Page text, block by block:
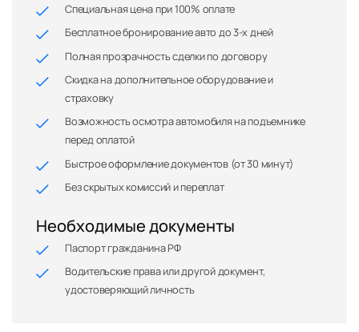
Специальная цена при 100% оплате
Бесплатное бронирование авто до 3-х дней
Полная прозрачность сделки по договору
Скидка на дополнительное оборудование и
страховку
Возможность осмотра автомобиля на подъемнике
перед оплатой
Быстрое оформление документов (от 30 минут)
Без скрытых комиссий и переплат
Необходимые документы
Паспорт гражданина РФ
Водительские права или другой документ,
удостоверяющий личность